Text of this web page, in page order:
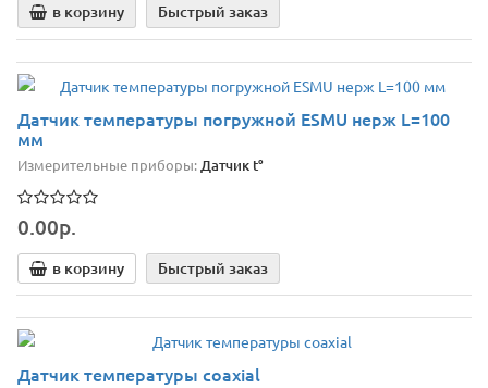
в корзину Быстрый заказ
Датчик температуры погружной ESMU нерж L=100
мм
Измерительные приборы:Датчик t°
0.00р.
в корзину Быстрый заказ
Датчик температуры coaxial